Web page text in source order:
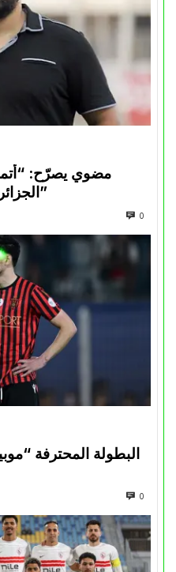
مضوي يصرّح:
الجزائرية في المسابقات القارية”
0
البطولة المحترفة
0